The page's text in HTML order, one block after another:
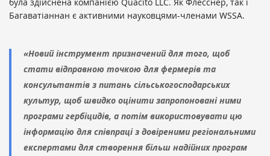
Багаватіаннан є активними науковцями-членами WSSA.
«Новий інструмент призначений для того, щоб
стати відправною точкою для фермерів та
консультантів з питань сільськогосподарських
культур, щоб швидко оцінити запропоновані ними
програми гербіцидів, а потім використовувати цю
інформацію для співпраці з довіреними регіональними
експертами для створення більш надійних програм